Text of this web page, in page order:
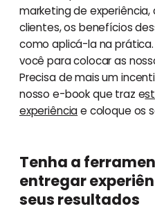
marketing de
clientes, os benefícios
como aplicá-la na
você para colocar as
Precisa de mais um
nosso e-book que traz e
experiênciae coloque os
Tenha a
entregar
seus resultados